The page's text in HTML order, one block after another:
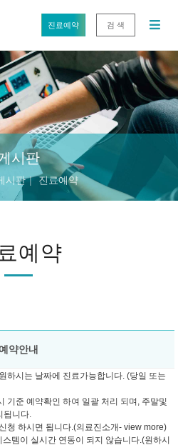
진료예약 검 색
시판
시판 진료예약
예약
약안내
하시는 날짜에 진료가능합니다. (당일 또는
기준 예약확인 하여 일괄 처리 되며, 주말및
니다.
청 하시면 됩니다.(의료진소개- view more)
템이 실시간 연동이 되지 않습니다.(원하시